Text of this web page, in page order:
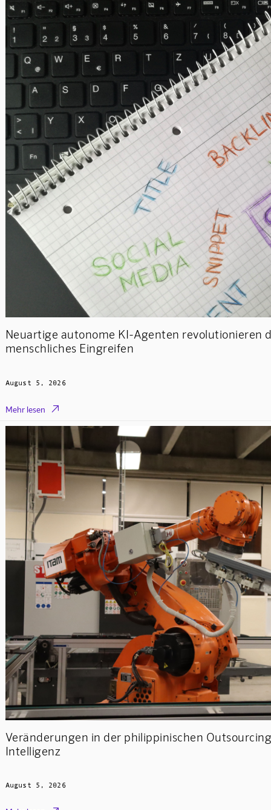
Neuartige autonome KI-Agenten revolutionieren
menschliches Eingreifen
August 5, 2026
Mehr lesen 
Veränderungen in der philippinischen
Intelligenz
August 5, 2026